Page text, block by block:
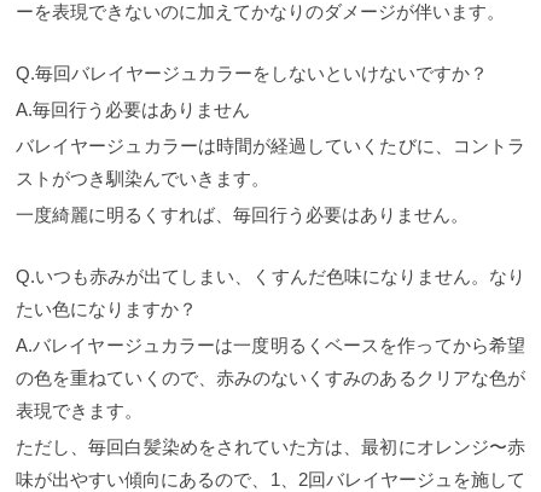
ーを表現できないのに加えてかなりのダメージが伴います。
Q.毎回バレイヤージュカラーをしないといけないですか？
A.毎回行う必要はありません
バレイヤージュカラーは時間が経過していくたびに、コントラ
ストがつき馴染んでいきます。
一度綺麗に明るくすれば、毎回行う必要はありません。
Q.いつも赤みが出てしまい、くすんだ色味になりません。なり
たい色になりますか？
A.バレイヤージュカラーは一度明るくベースを作ってから希望
の色を重ねていくので、赤みのないくすみのあるクリアな色が
表現できます。
ただし、毎回白髪染めをされていた方は、最初にオレンジ〜赤
味が出やすい傾向にあるので、1、2回バレイヤージュを施して